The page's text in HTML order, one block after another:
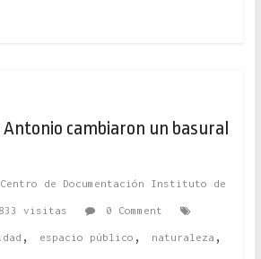
Antonio cambiaron un basural
Centro de Documentación Instituto de
visitas 0 Comment
, espacio público , naturaleza ,